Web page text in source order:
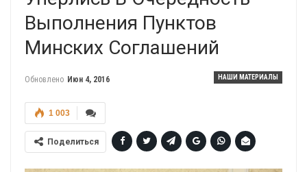
Выполнения Пунктов
Минских Соглашений
НАШИ МАТЕРИАЛЫ
Обновлено Июн 4, 2016
1 003
Поделиться